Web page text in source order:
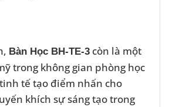
Bàn Học BH-TE-3 còn là một
trong không gian phòng học
tế tạo điểm nhấn cho
khích sự sáng tạo trong